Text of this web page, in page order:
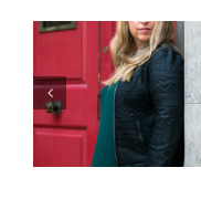
שהתארכה?
איך לנהל
פגישות שלא